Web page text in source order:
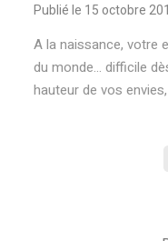
Publié le 15 octobre
A la naissance, votre
du monde… difficile
hauteur de vos